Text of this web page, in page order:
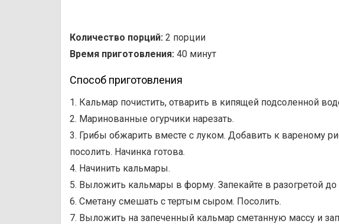
Количество порций: 2 порции
Время приготовления: 40 минут
Способ приготовления
1. Кальмар почистить, отварить в кипящей подсоленной
2. Маринованные огурчики нарезать.
3. Грибы обжарить вместе с луком. Добавить к вареному
посолить. Начинка готова.
4. Начинить кальмары.
5. Выложить кальмары в форму. Запекайте в разогретой до
6. Сметану смешать с тертым сыром. Посолить.
7. Выложить на запеченный кальмар сметанную массу и